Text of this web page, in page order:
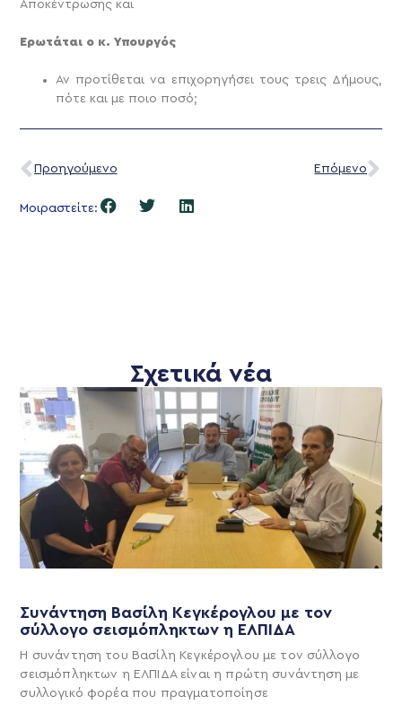
Αποκέντρωσης και
Ερωτάται ο κ. Υπουργός
Αν προτίθεται να επιχορηγήσει τους τρεις Δήμους,
πότε και με ποιο ποσό;
Προηγούμενο Επόμενο
Μοιραστείτε:
Σχετικά νέα
Συνάντηση Βασίλη Κεγκέρογλου με τον
σύλλογο σεισμόπληκτων η ΕΛΠΙΔΑ
Η συνάντηση του Βασίλη Κεγκέρογλου με τον σύλλογο
σεισμόπληκτων η ΕΛΠΙΔΑ είναι η πρώτη συνάντηση με
συλλογικό φορέα που πραγματοποίησε